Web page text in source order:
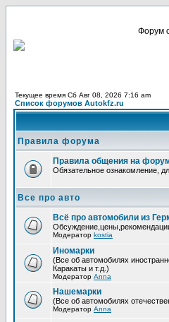
Форум
Текущее время Сб Авг 08, 2026 7:16 am
Список форумов Autokfz.ru
Правила форума
Правила общения на
Обязательное ознакомление,
Все про авто
Всё про автомобили из
Модератор kostia
Иномарки
(Все об автомобилях
Каракаты и т.д.)
Модератор Anna
Нашемарки
(Все об автомобилях
Модератор Anna